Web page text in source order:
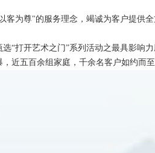
为尊"的服务理念，竭诚为客户提供全
打开艺术之门”系列活动之最具影响力
近五百余组家庭，千余名客户如约而至